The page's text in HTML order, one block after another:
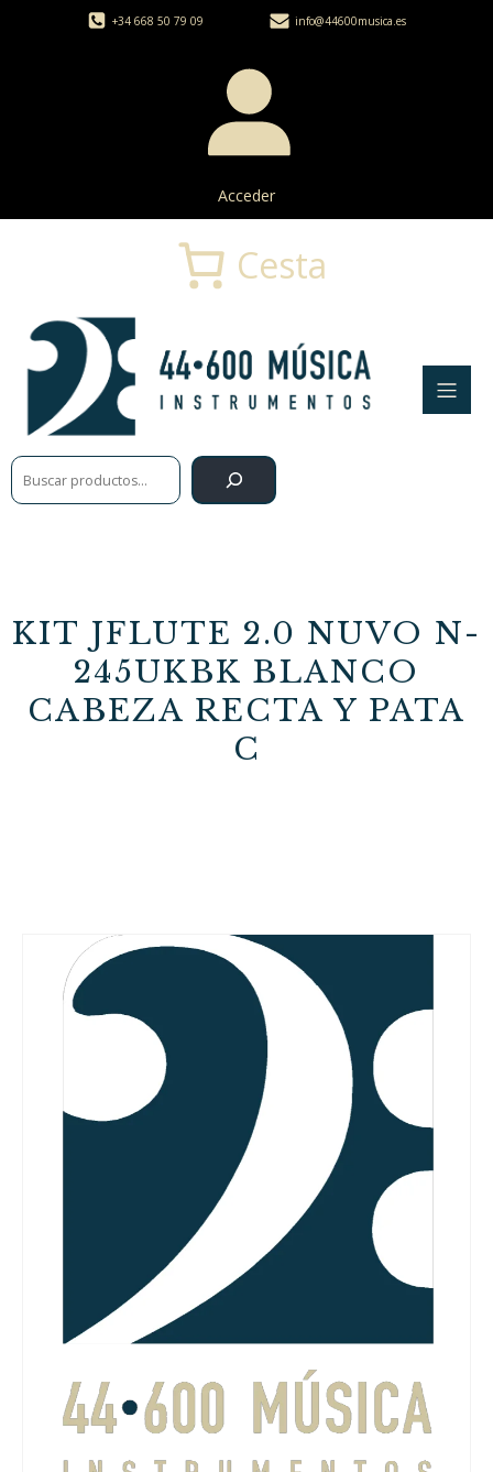
+34 668 50 79 09 info@44600musica.es
Acceder
Buscar
Cesta
KIT JFLUTE 2.0 NUVO N-
245UKBK BLANCO
CABEZA RECTA Y PATA
C